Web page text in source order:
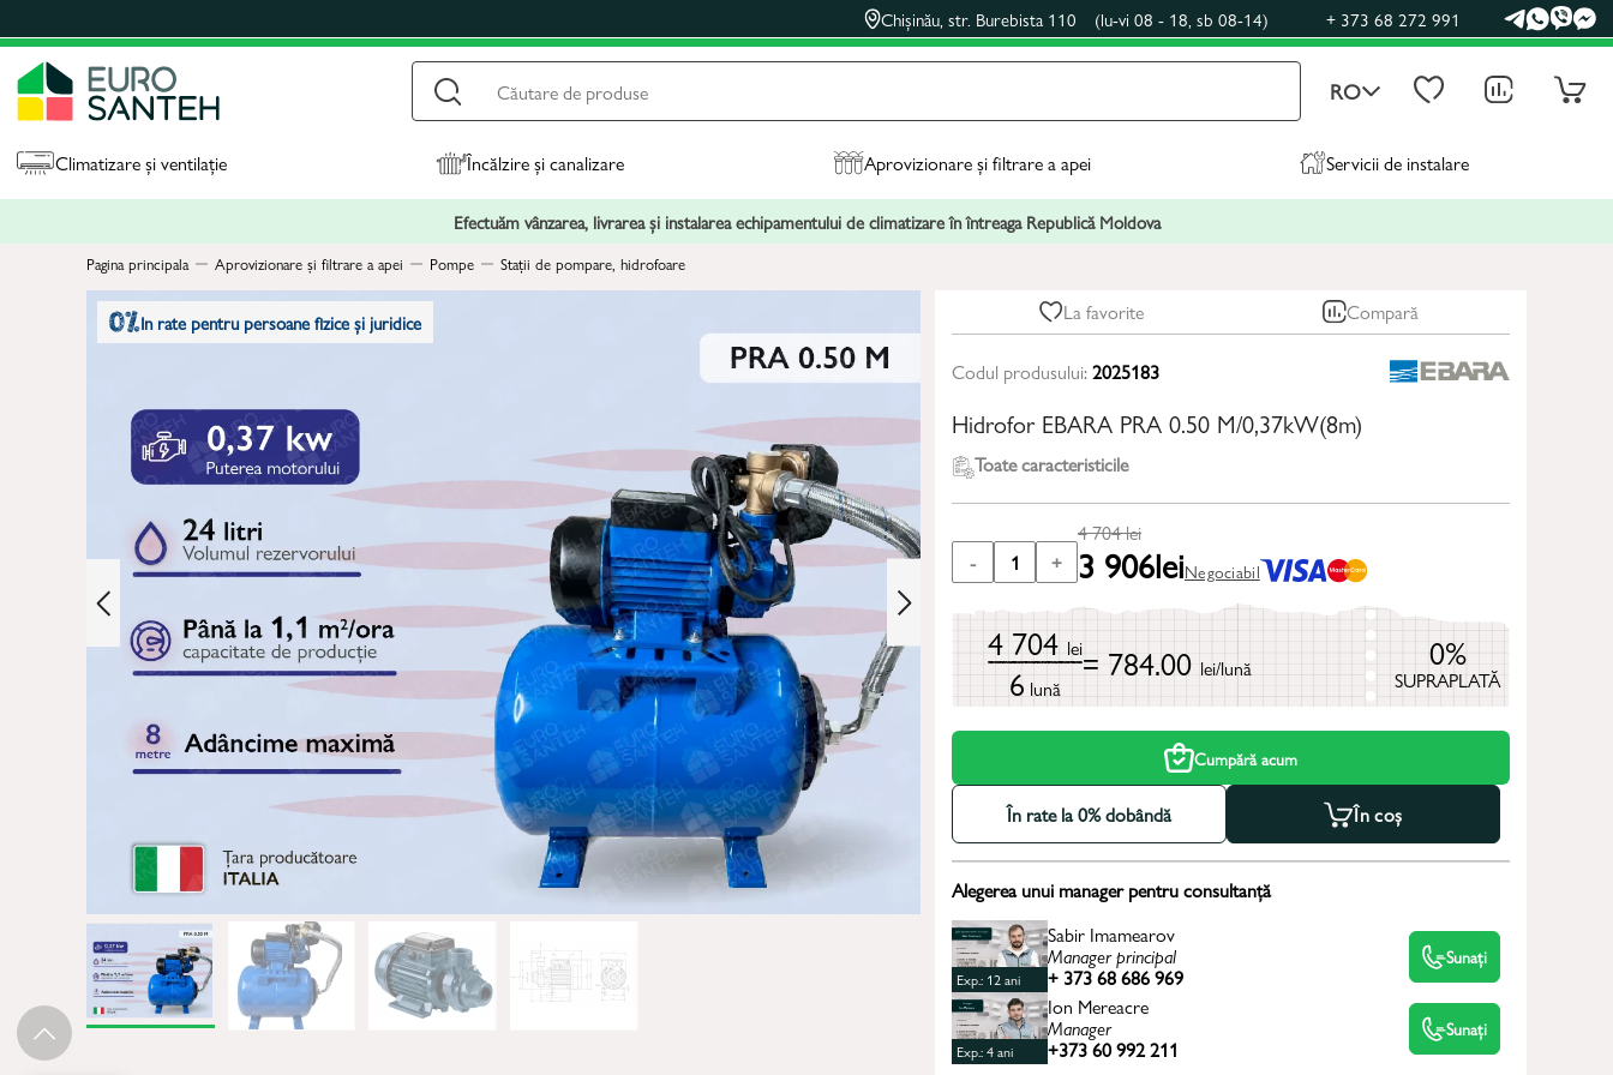
Chișinău, str. Burebista 110 (lu-vi 08 - 18, sb 08-14) + 373 68 272 991
RO
Climatizare și ventilație Încălzire și canalizare Aprovizionare și filtrare a apei Servicii de instalare
Efectuăm vânzarea, livrarea și instalarea echipamentului de climatizare în întreaga Republică Moldova
Pagina principala Aprovizionare și filtrare a apei Pompe Stații de pompare, hidrofoare
In rate pentru persoane fizice și juridice La favorite Compară
Codul produsului:2025183
Hidrofor EBARA PRA 0.50 M/0,37kW(8m)
Toate caracteristicile
- 1 +
4 704lei
3 906leiNegociabil
4 704 lei
6 lună
= 784.00 lei/lună 0%
SUPRAPLATĂ
Cumpără acum
În rate la 0% dobândă În coș
Alegerea unui manager pentru consultanță
Exp.: 12 ani
Sabir Imamearov
Manager principal
+ 373 68 686 969
Sunați
Exp.: 4 ani
Ion Mereacre
Manager
+373 60 992 211
Sunați